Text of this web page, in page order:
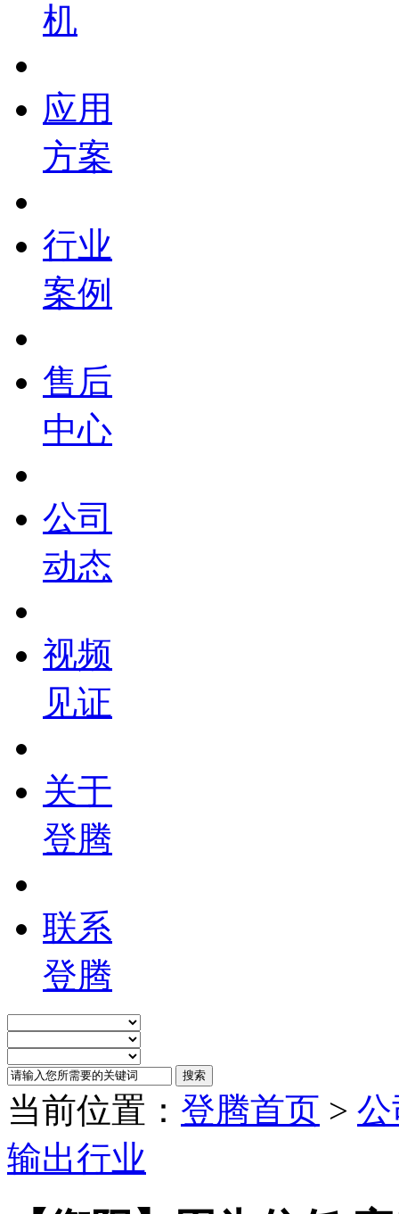
机
应用
方案
行业
案例
售后
中心
公司
动态
视频
见证
关于
登腾
联系
登腾
当前位置： 登腾首页 >
输出行业